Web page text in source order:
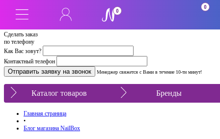
Сделать заказ
по телефону
Как Вас зовут?
Контактный телефон
Менеджер свяжется с Вами в течение 10-ти минут!
0
0
Каталог товаров Бренды
Главная страница
•
Блог магазина NailBox